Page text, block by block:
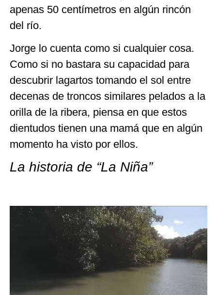
apenas 50 centímetros en algún rincón
del río.
Jorge lo cuenta como si cualquier cosa.
Como si no bastara su capacidad para
descubrir lagartos tomando el sol entre
decenas de troncos similares pelados a la
orilla de la ribera, piensa en que estos
dientudos tienen una mamá que en algún
momento ha visto por ellos.
La historia de “La Niña”